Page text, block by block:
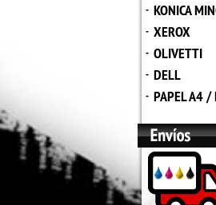
- KONICA
- XEROX
- OLIVETTI
- DELL
- PAPEL A4 /